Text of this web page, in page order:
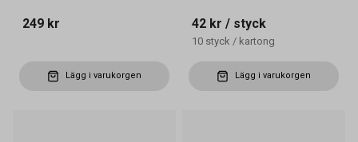
249 kr
Lägg i varukorgen
42 kr / styck
10 styck / kartong
Lägg i varukorgen